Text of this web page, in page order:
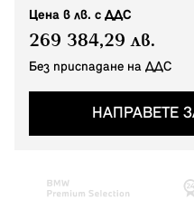
Цена в лв. с ДДС
269 384,29 лв.
Без приспадане на ДДС
НАПРАВЕТЕ